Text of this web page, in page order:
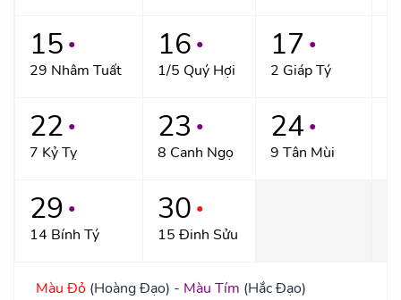
15 ●
29 Nhâm Tuất
16 ●
1/5 Quý Hợi
17 ●
2 Giáp Tý
22 ●
7 Kỷ Tỵ
23 ●
8 Canh Ngọ
24 ●
9 Tân Mùi
29 ●
14 Bính Tý
30 ●
15 Đinh Sửu
Màu Đỏ (Hoàng Đạo) - Màu Tím (Hắc Đạo)